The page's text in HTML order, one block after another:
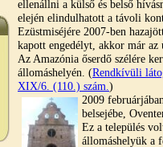
ellenállni a külső és belső
elején elindulhatott a távoli
Ezüstmiséjére 2007-ben
kapott engedélyt, akkor már
Az Amazónia őserdő szélére
állomáshelyén. (Rendkívüli
XIX/6. (110.) szám. )
2009
belsejébe,
Ez a település
állomáshelyük a